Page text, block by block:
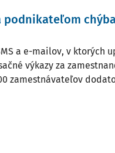
a e-mailov, v ktorých
výkazy za
zamestnávateľov